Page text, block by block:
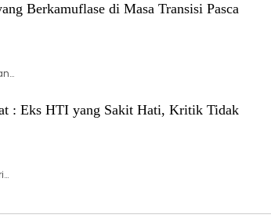
Berkamuflase di Masa Transisi Pasca
: Eks HTI yang Sakit Hati, Kritik Tidak